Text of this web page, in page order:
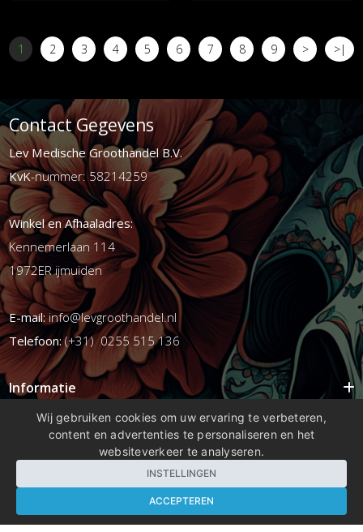
1 2 3 4 5 6 7 8 9 > >|
Contact Gegevens
Lev Medische Groothandel B.V.
KvK-nummer: 58214259
Winkel en Afhaaladres:
Kennemerlaan 114
1972ER ijmuiden
E-mail:info@levgroothandel.nl
Telefoon:(+31) 0255 515 136
Informatie
Mijn account
Wij gebruiken cookies om uw ervaring te verbeteren,
content en advertenties te personaliseren en het
websiteverkeer te analyseren.
INSTELLINGEN
ACCEPTEREN